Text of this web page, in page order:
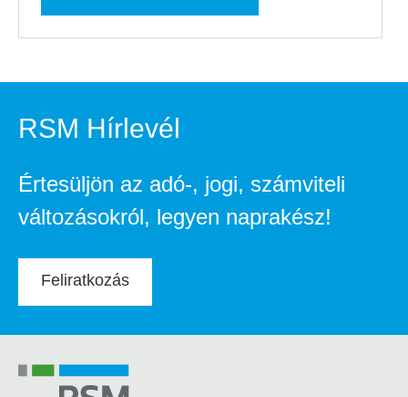
RSM Hírlevél
Értesüljön az adó-, jogi, számviteli
változásokról, legyen naprakész!
Feliratkozás